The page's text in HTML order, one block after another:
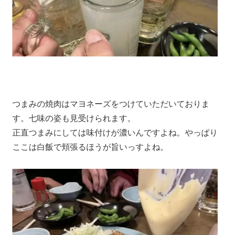
つまみの焼肉はマヨネーズをつけていただいておりま
す。七味の姿も見受けられます。
正直つまみにしては味付けが濃いんですよね。やっぱり
ここは白飯で頬張るほうが旨いっすよね。